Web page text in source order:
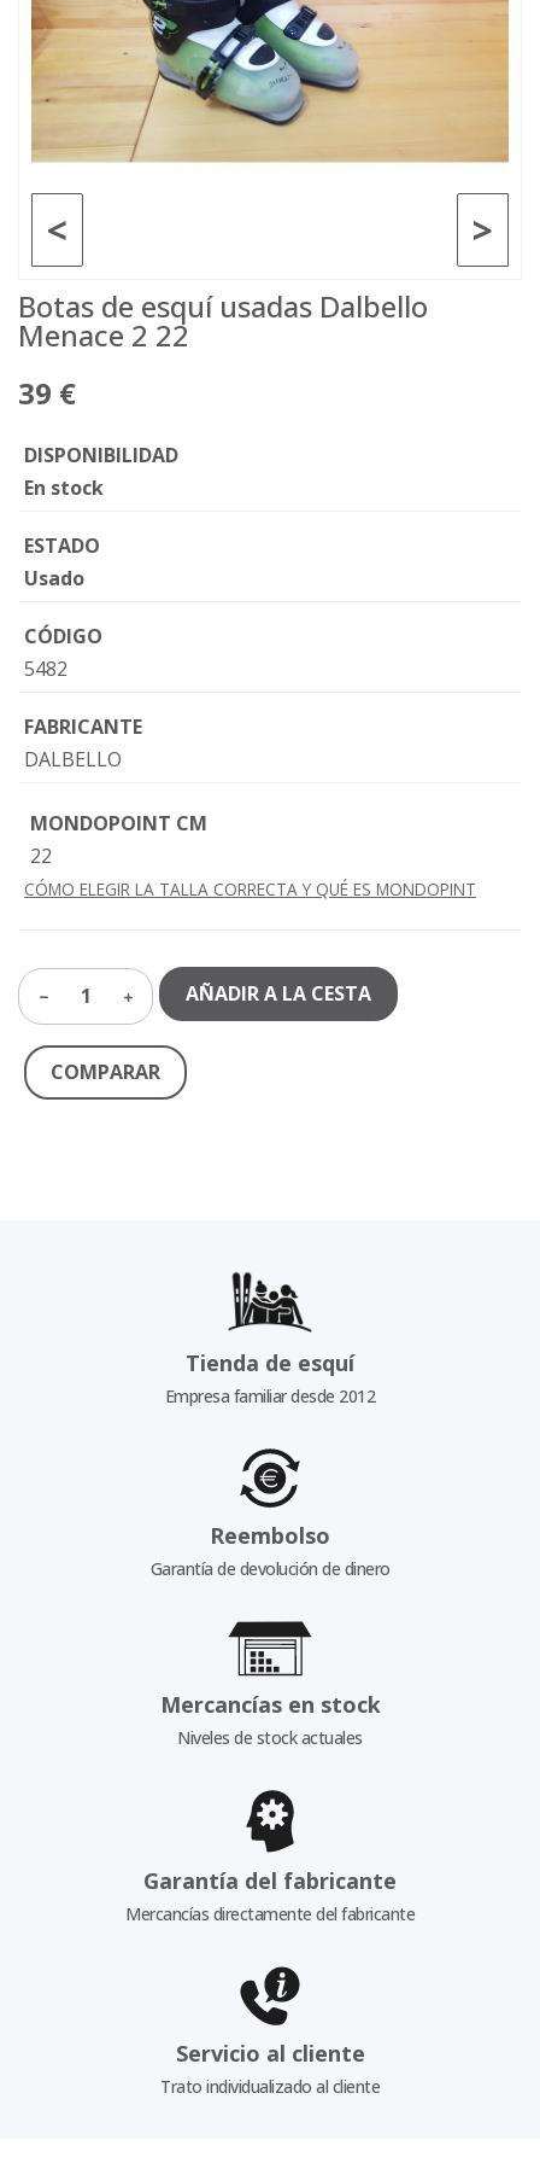
>
<
Botas de esquí usadas Dalbello
Menace 2 22
39 €
DISPONIBILIDAD
En stock
ESTADO
Usado
CÓDIGO
5482
FABRICANTE
DALBELLO
MONDOPOINT CM
22
CÓMO ELEGIR LA TALLA CORRECTA Y QUÉ ES MONDOPINT
1 AÑADIR A LA CESTA
COMPARAR
Tienda de esquí
Empresa familiar desde 2012
Reembolso
Garantía de devolución de dinero
Mercancías en stock
Niveles de stock actuales
Garantía del fabricante
Mercancías directamente del fabricante
Servicio al cliente
Trato individualizado al cliente